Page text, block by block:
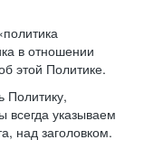
в отношении
этой Политике.
Политику,
указываем
над заголовком.